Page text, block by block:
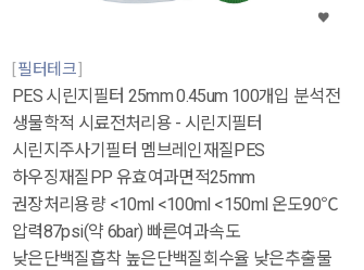
필터테크
PES 시린지필터 25mm 0.45um 100개입 분석전
생물학적 시료전처리용 - 시린지필터
시린지주사기필터 멤브레인재질PES
하우징재질PP 유효여과면적25mm
권장처리용량 <10ml <100ml <150ml 온도90℃
압력87psi(약 6bar) 빠른여과속도
낮은단백질흡착 높은단백질회수율 낮은추출물